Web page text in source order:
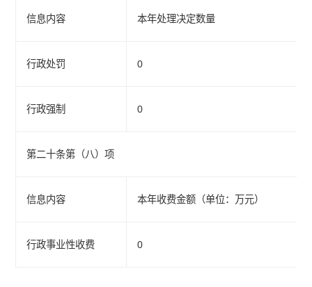
信息内容 本年处理决定数量
行政处罚 0
行政强制 0
第二十条第（八）项
信息内容 本年收费金额（单位：万元）
行政事业性收费 0